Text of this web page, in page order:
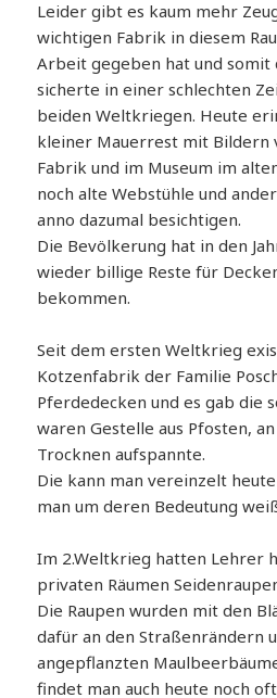
Leider gibt es kaum mehr
wichtigen Fabrik in diesem
Arbeit gegeben hat und somit
sicherte in einer schlechten
beiden Weltkriegen. Heute
kleiner Mauerrest mit Bildern
Fabrik und im Museum im
noch alte Webstühle und
anno dazumal besichtigen.
Die Bevölkerung hat in den
wieder billige Reste für
bekommen.
Seit dem ersten Weltkrieg
Kotzenfabrik der Familie
Pferdedecken und es gab die
waren Gestelle aus Pfosten,
Trocknen aufspannte.
Die kann man vereinzelt
man um deren Bedeutung
Im 2.Weltkrieg hatten Lehrer
privaten Räumen
Die Raupen wurden mit den
dafür an den Straßenrändern
angepflanzten
findet man auch heute noch